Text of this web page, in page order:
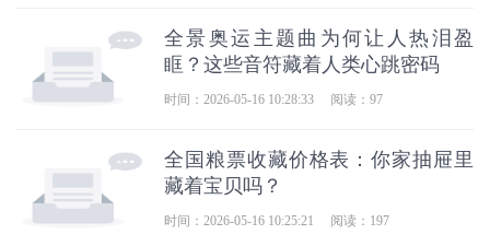
全景奥运主题曲为何让人热泪盈
眶？这些音符藏着人类心跳密码
时间：2026-05-16 10:28:33 阅读：97
全国粮票收藏价格表：你家抽屉里
藏着宝贝吗？
时间：2026-05-16 10:25:21 阅读：197